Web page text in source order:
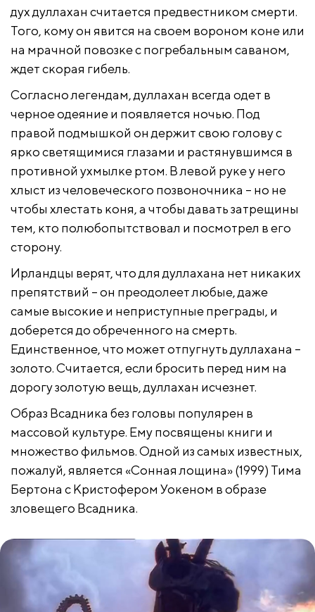
дух дуллахан считается предвестником смерти.
Того, кому он явится на своем вороном коне или
на мрачной повозке с погребальным саваном,
ждет скорая гибель.
Согласно легендам, дуллахан всегда одет в
черное одеяние и появляется ночью. Под
правой подмышкой он держит свою голову с
ярко светящимися глазами и растянувшимся в
противной ухмылке ртом. В левой руке у него
хлыст из человеческого позвоночника – но не
чтобы хлестать коня, а чтобы давать затрещины
тем, кто полюбопытствовал и посмотрел в его
сторону.
Ирландцы верят, что для дуллахана нет никаких
препятствий – он преодолеет любые, даже
самые высокие и неприступные преграды, и
доберется до обреченного на смерть.
Единственное, что может отпугнуть дуллахана –
золото. Считается, если бросить перед ним на
дорогу золотую вещь, дуллахан исчезнет.
Образ Всадника без головы популярен в
массовой культуре. Ему посвящены книги и
множество фильмов. Одной из самых известных,
пожалуй, является «Сонная лощина» (1999) Тима
Бертона с Кристофером Уокеном в образе
зловещего Всадника.